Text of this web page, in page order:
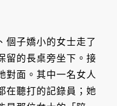
個子嬌小的女士走了
留的長桌旁坐下。接
對面。其中一名女人
在聽打的記錄員；她